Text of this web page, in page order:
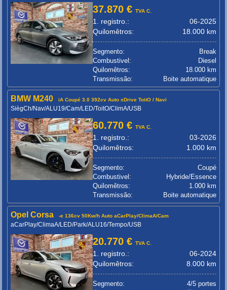
37.870 €TVA C.
1. registro.:
06-2025
Quilomêtros:
18.000 km
Segmento:
Break
Combustivel:
Diesel
Quilomêtros:
18.000 km
Transmissão:
Boite automatique
BMW M240 iA Coupé 3.0 392cv Auto xDrive ToitO / Navi
SiègCh/Nav/ALU19/Cam/LED/ToitO/ClimA/USB
60.770 €TVA C.
1. registro.:
03-2026
Quilomêtros:
1.000 km
Segmento:
Coupé
Combustivel:
Hybride/Essence
Quilomêtros:
1.000 km
Transmissão:
Boite automatique
Opel Corsa -e 136cv 50Kw/h Auto aCarPlay/ClimaA/Cam
aCarPlay/ClimaA/LED/Park/ALU16/Tempo/USB
20.770 €TVA C.
1. registro.:
06-2024
Quilomêtros:
8.000 km
Segmento:
4/5 portes